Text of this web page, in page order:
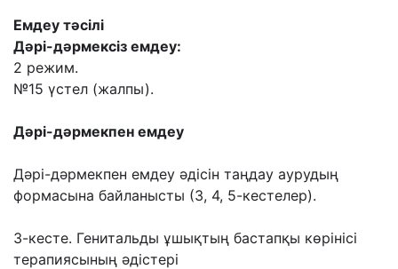
Емдеу тәсілі
Дәрі-дәрмексіз емдеу:
2 режим.
№15 үстел (жалпы).
Дәрі-дәрмекпен емдеу
Дәрі-дәрмекпен емдеу әдісін таңдау аурудың
формасына байланысты (3, 4, 5-кестелер).
3-кесте. Генитальды ұшықтың бастапқы көрінісі
терапиясының әдістері